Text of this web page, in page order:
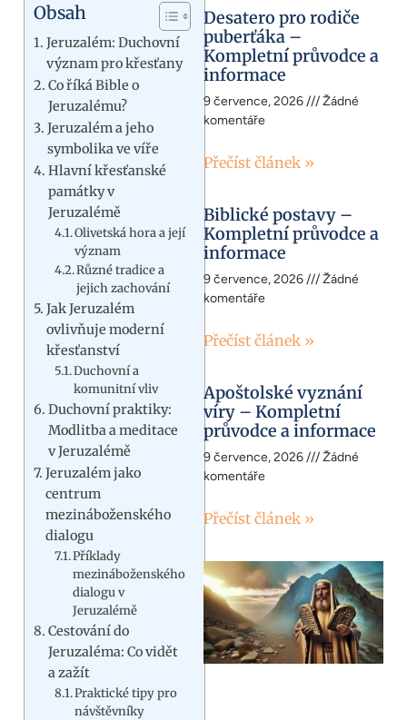
Obsah
Jeruzalém: Duchovní
význam pro křesťany
Co říká Bible o
Jeruzalému?
Jeruzalém a jeho
symbolika ve víře
Hlavní křesťanské
památky v
Jeruzalémě
Olivetská hora a její
význam
Různé tradice a
jejich zachování
Jak Jeruzalém
ovlivňuje moderní
křesťanství
Duchovní a
komunitní vliv
Duchovní praktiky:
Modlitba a meditace
v Jeruzalémě
Jeruzalém jako
centrum
mezináboženského
dialogu
Příklady
mezináboženského
dialogu v
Jeruzalémě
Cestování do
Jeruzaléma: Co vidět
a zažít
Praktické tipy pro
návštěvníky
Desatero pro rodiče
puberťáka –
Kompletní průvodce a
informace
9 července, 2026
Žádné
komentáře
Přečíst článek »
Biblické postavy –
Kompletní průvodce a
informace
9 července, 2026
Žádné
komentáře
Přečíst článek »
Apoštolské vyznání
víry – Kompletní
průvodce a informace
9 července, 2026
Žádné
komentáře
Přečíst článek »